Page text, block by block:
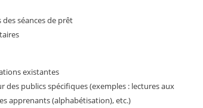
des séances de prêt
existantes
des publics spécifiques (exemples : lectures aux
apprenants (alphabétisation), etc.)